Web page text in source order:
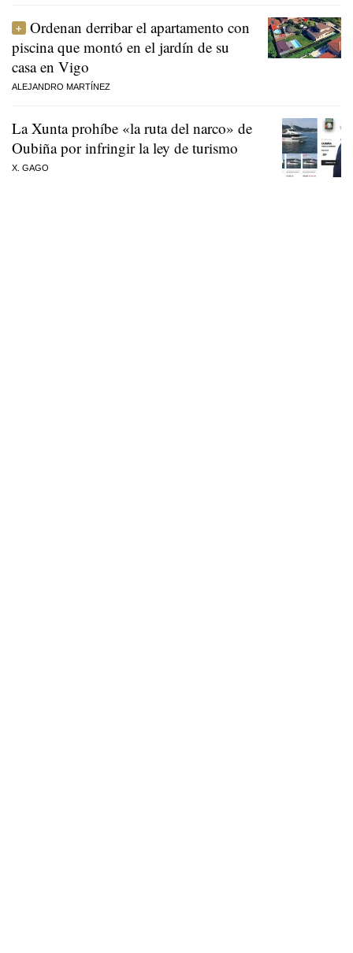
Ordenan derribar el apartamento con
piscina que montó en el jardín de su
casa en Vigo
ALEJANDRO MARTÍNEZ
La Xunta prohíbe «la ruta del narco» de
Oubiña por infringir la ley de turismo
X. GAGO